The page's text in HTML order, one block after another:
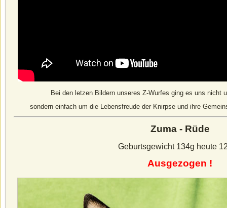
Bei den letzen Bildern unseres Z-Wurfes ging es uns nicht
sondern einfach um die Lebensfreude der Knirpse und ihre
Zuma - Rüde
Geburtsgewicht 134g heute
Ausgezogen !